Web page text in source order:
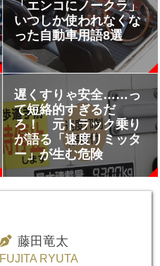
「エンコにノークラ」
いつしか使われなくな
った自動車用語8選
遅くすりゃ安全……っ
て短絡的すぎるだ
ろ！ 元トラック乗り
が語る「速度リミッタ
ー」が生む危険
藤田竜太
FUJITA RYUTA